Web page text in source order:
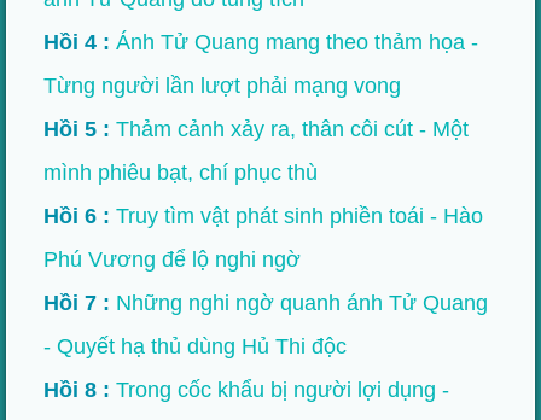
Hồi 4 : Ánh Tử Quang mang theo thảm họa -
Từng người lần lượt phải mạng vong
Hồi 5 : Thảm cảnh xảy ra, thân côi cút - Một
mình phiêu bạt, chí phục thù
Hồi 6 : Truy tìm vật phát sinh phiền toái - Hào
Phú Vương để lộ nghi ngờ
Hồi 7 : Những nghi ngờ quanh ánh Tử Quang
- Quyết hạ thủ dùng Hủ Thi độc
Hồi 8 : Trong cốc khẩu bị người lợi dụng -